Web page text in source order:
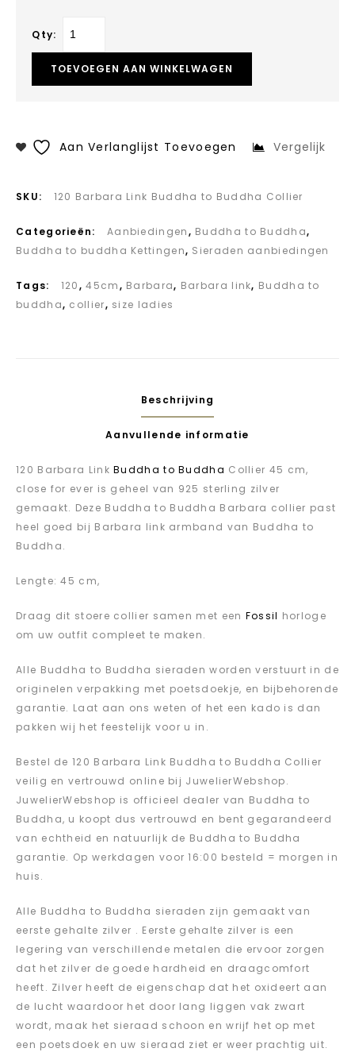
Qty:
TOEVOEGEN AAN WINKELWAGEN
Aan Verlanglijst Toevoegen Vergelijk
SKU: 120 Barbara Link Buddha to Buddha Collier
Categorieën: Aanbiedingen, Buddha to Buddha,
Buddha to buddha Kettingen, Sieraden aanbiedingen
Tags: 120,45cm, Barbara, Barbara link, Buddha to
buddha, collier, size ladies
Beschrijving
Aanvullende informatie
120 Barbara LinkBuddha to Buddha Collier 45 cm,
close for ever is geheel van 925 sterling zilver
gemaakt. Deze Buddha to Buddha Barbara collier past
heel goed bij Barbara link armband van Buddha to
Buddha.
Lengte: 45 cm,
Draag dit stoere collier samen met een Fossil horloge
om uw outfit compleet te maken.
Alle Buddha to Buddha sieraden worden verstuurt in de
originelen verpakking met poetsdoekje, en bijbehorende
garantie. Laat aan ons weten of het een kado is dan
pakken wij het feestelijk voor u in.
Bestel de 120 Barbara Link Buddha to Buddha Collier
veilig en vertrouwd online bij JuwelierWebshop.
JuwelierWebshop is officieel dealer van Buddha to
Buddha, u koopt dus vertrouwd en bent gegarandeerd
van echtheid en natuurlijk de Buddha to Buddha
garantie. Op werkdagen voor 16:00 besteld = morgen in
huis.
Alle Buddha to Buddha sieraden zijn gemaakt van
eerste gehalte zilver . Eerste gehalte zilver is een
legering van verschillende metalen die ervoor zorgen
dat het zilver de goede hardheid en draagcomfort
heeft. Zilver heeft de eigenschap dat het oxideert aan
de lucht waardoor het door lang liggen vak zwart
wordt, maak het sieraad schoon en wrijf het op met
een poetsdoek en uw sieraad ziet er weer prachtig uit.